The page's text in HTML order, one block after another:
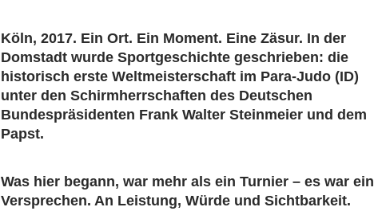
Köln, 2017. Ein Ort. Ein Moment. Eine Zäsur. In der
Domstadt wurde Sportgeschichte geschrieben: die
historisch erste Weltmeisterschaft im Para-Judo (ID)
unter den Schirmherrschaften des Deutschen
Bundespräsidenten Frank Walter Steinmeier und dem
Papst.
Was hier begann, war mehr als ein Turnier – es war ein
Versprechen. An Leistung, Würde und Sichtbarkeit.